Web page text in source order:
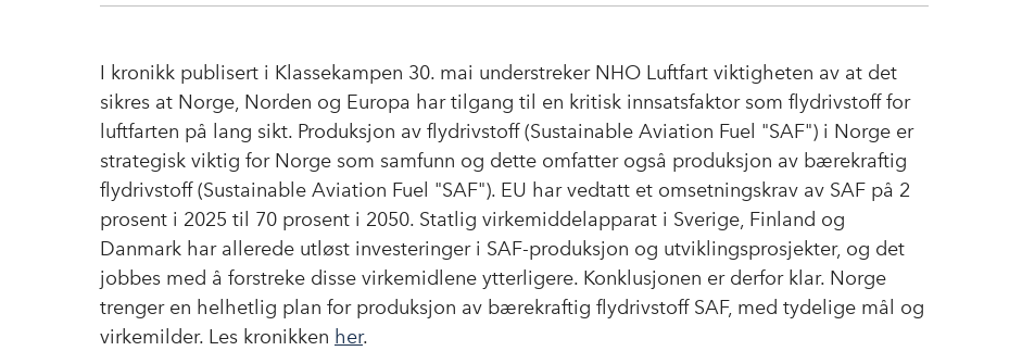
a
e
b
o
k
i
k
e
I
n
-
o
s
I kronikk publisert i Klassekampen 30. mai understreker NHO Luftfart viktigheten av at det
sikres at Norge, Norden og Europa har tilgang til en kritisk innsatsfaktor som flydrivstoff for
luftfarten på lang sikt. Produksjon av flydrivstoff (Sustainable Aviation Fuel "SAF") i Norge er
strategisk viktig for Norge som samfunn og dette omfatter også produksjon av bærekraftig
flydrivstoff (Sustainable Aviation Fuel "SAF"). EU har vedtatt et omsetningskrav av SAF på 2
prosent i 2025 til 70 prosent i 2050. Statlig virkemiddelapparat i Sverige, Finland og
Danmark har allerede utløst investeringer i SAF-produksjon og utviklingsprosjekter, og det
jobbes med å forstreke disse virkemidlene ytterligere. Konklusjonen er derfor klar. Norge
trenger en helhetlig plan for produksjon av bærekraftig flydrivstoff SAF, med tydelige mål og
virkemilder. Les kronikken her.